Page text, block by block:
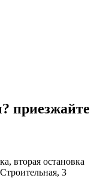
приезжайте
вторая остановка
3